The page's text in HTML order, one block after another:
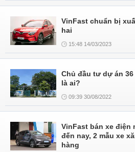
VinFast chuẩn bị
hai
15:48 14/03/2023
Chủ đầu tư dự án
là ai?
09:39 30/08/2022
VinFast bán xe điện
đến nay, 2 mẫu xe
hàng